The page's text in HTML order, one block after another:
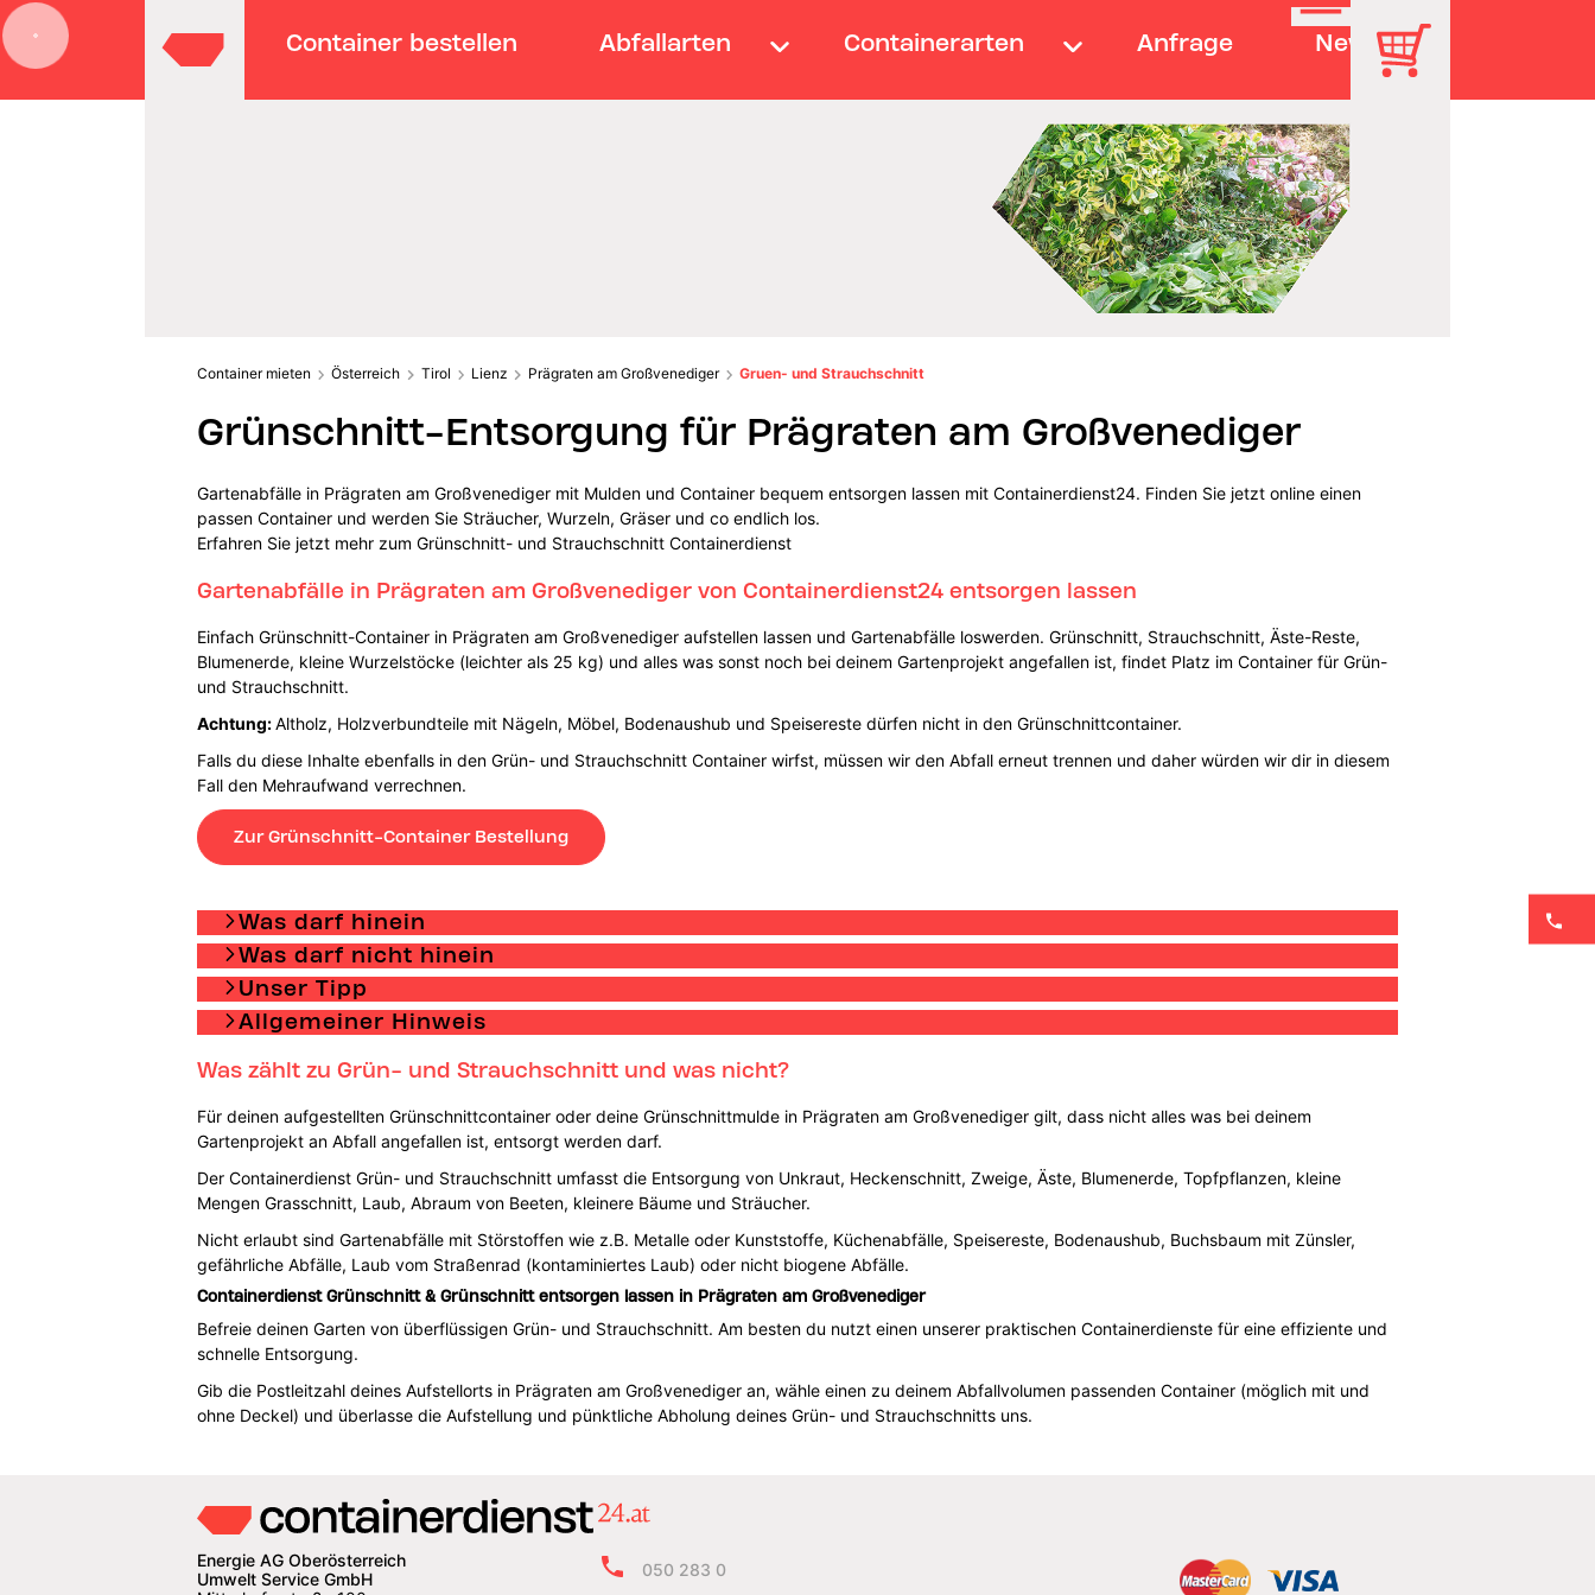
Container bestellen Abfallarten Containerarten Anfrage News
Container mieten Österreich Tirol Lienz Prägraten am Großvenediger Gruen- und Strauchschnitt
Grünschnitt-Entsorgung für Prägraten am Großvenediger
Gartenabfälle in Prägraten am Großvenediger mit Mulden und Container bequem entsorgen lassen mit Containerdienst24. Finden Sie jetzt online einen
passen Container und werden Sie Sträucher, Wurzeln, Gräser und co endlich los.
Erfahren Sie jetzt mehr zum Grünschnitt- und Strauchschnitt Containerdienst
Gartenabfälle in Prägraten am Großvenediger von Containerdienst24 entsorgen lassen
Einfach Grünschnitt-Container in Prägraten am Großvenediger aufstellen lassen und Gartenabfälle loswerden. Grünschnitt, Strauchschnitt, Äste-Reste,
Blumenerde, kleine Wurzelstöcke (leichter als 25 kg) und alles was sonst noch bei deinem Gartenprojekt angefallen ist, findet Platz im Container für Grün-
und Strauchschnitt.
Achtung:Altholz, Holzverbundteile mit Nägeln, Möbel, Bodenaushub und Speisereste dürfen nicht in den Grünschnittcontainer.
Falls du diese Inhalte ebenfalls in den Grün- und Strauchschnitt Container wirfst, müssen wir den Abfall erneut trennen und daher würden wir dir in diesem
Fall den Mehraufwand verrechnen.
Zur Grünschnitt-Container Bestellung
Was darf hinein
Was darf nicht hinein
Unser Tipp
Allgemeiner Hinweis
Was zählt zu Grün- und Strauchschnitt und was nicht?
Für deinen aufgestellten Grünschnittcontainer oder deine Grünschnittmulde in Prägraten am Großvenediger gilt, dass nicht alles was bei deinem
Gartenprojekt an Abfall angefallen ist, entsorgt werden darf.
Der Containerdienst Grün- und Strauchschnitt umfasst die Entsorgung von Unkraut, Heckenschnitt, Zweige, Äste, Blumenerde, Topfpflanzen, kleine
Mengen Grasschnitt, Laub, Abraum von Beeten, kleinere Bäume und Sträucher.
Nicht erlaubt sind Gartenabfälle mit Störstoffen wie z.B. Metalle oder Kunststoffe, Küchenabfälle, Speisereste, Bodenaushub, Buchsbaum mit Zünsler,
gefährliche Abfälle, Laub vom Straßenrad (kontaminiertes Laub) oder nicht biogene Abfälle.
Containerdienst Grünschnitt & Grünschnitt entsorgen lassen in Prägraten am Großvenediger
Befreie deinen Garten von überflüssigen Grün- und Strauchschnitt. Am besten du nutzt einen unserer praktischen Containerdienste für eine effiziente und
schnelle Entsorgung.
Gib die Postleitzahl deines Aufstellorts in Prägraten am Großvenediger an, wähle einen zu deinem Abfallvolumen passenden Container (möglich mit und
ohne Deckel) und überlasse die Aufstellung und pünktliche Abholung deines Grün- und Strauchschnitts uns.
Energie AG Oberösterreich
Umwelt Service GmbH
050 283 0